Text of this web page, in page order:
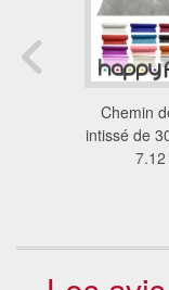
Chemin
intissé de
7.12